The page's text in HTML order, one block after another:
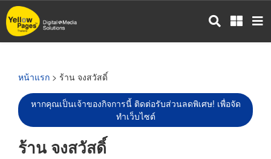
ข้าม
ไป
หน้าแรก > ร้าน จงสวัสดิ์
หากคุณเป็นเจ้าของกิจการนี้ ติดต่อรับส่วนลดพิเศษ! เพื่อจัด
ทำเว็บไซต์
ร้าน จงสวัสดิ์